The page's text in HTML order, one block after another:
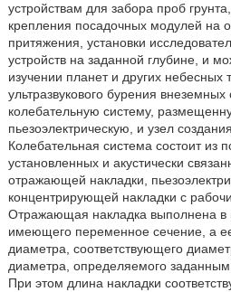
устройствам для забора проб
крепления посадочных модулей на
притяжения, установки
устройств на заданной глубине, и
изучении планет и других небесных
ультразвукового бурения
колебательную систему,
пьезоэлектрическую, и узел
Колебательная система состоит из
установленных и акустически
отражающей накладки,
концентрирующей накладки с
Отражающая накладка выполнена в
имеющего переменное сечение, а
диаметра, соответствующего
диаметра, определяемого
При этом длина накладки